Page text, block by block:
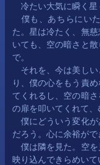
冷たい大気に瞬く星
僕も、あちらにい
た。星は冷たく、無
いても、空の暗さと
で。
それを、今は美しい
り、僕の心をもう責
てくれるし、空の暗
の扉を叩いてくれて、
僕にどういう変化が
だろう。心に余裕が
僕は隣を見た。空を
映り込んできらめいて